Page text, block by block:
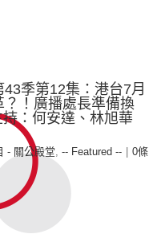
43季第12集：港台7月
？！廣播處長準備換
：何安達、林旭華
- 關公殿堂, -- Featured --
0條